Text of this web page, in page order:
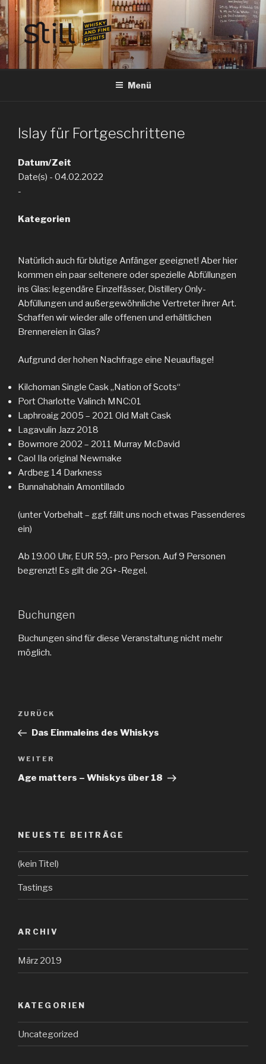
Zum
Inhalt
springen
STILL SPIRITS HILDESHEIM
Whisky, Rum, Gin, Cognac, Tequila und Tastings in Hildesheim
Menü
Islay für Fortgeschrittene
Datum/Zeit
Date(s) - 04.02.2022
-
Kategorien
Natürlich auch für blutige Anfänger geeignet! Aber hier
kommen ein paar seltenere oder spezielle Abfüllungen
ins Glas: legendäre Einzelfässer, Distillery Only-
Abfüllungen und außergewöhnliche Vertreter ihrer Art.
Schaffen wir wieder alle offenen und erhältlichen
Brennereien in Glas?
Aufgrund der hohen Nachfrage eine Neuauflage!
Kilchoman Single Cask „Nation of Scots“
Port Charlotte Valinch MNC:01
Laphroaig 2005 – 2021 Old Malt Cask
Lagavulin Jazz 2018
Bowmore 2002 – 2011 Murray McDavid
Caol Ila original Newmake
Ardbeg 14 Darkness
Bunnahabhain Amontillado
(unter Vorbehalt – ggf. fällt uns noch etwas Passenderes
ein)
Ab 19.00 Uhr, EUR 59,- pro Person. Auf 9 Personen
begrenzt! Es gilt die 2G+-Regel.
Buchungen
Buchungen sind für diese Veranstaltung nicht mehr
möglich.
Beitragsnavigation
Vorheriger
Beitrag
ZURÜCK
Das Einmaleins des Whiskys
Nächster
Beitrag
WEITER
Age matters – Whiskys über 18
NEUESTE BEITRÄGE
(kein Titel)
Tastings
ARCHIV
März 2019
KATEGORIEN
Uncategorized